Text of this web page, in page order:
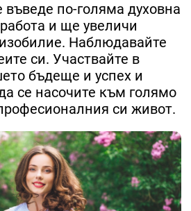
по-голяма духовна
и ще увеличи
Наблюдавайте
си. Участвайте в
бъдеще и успех и
се насочите към голямо
си живот.